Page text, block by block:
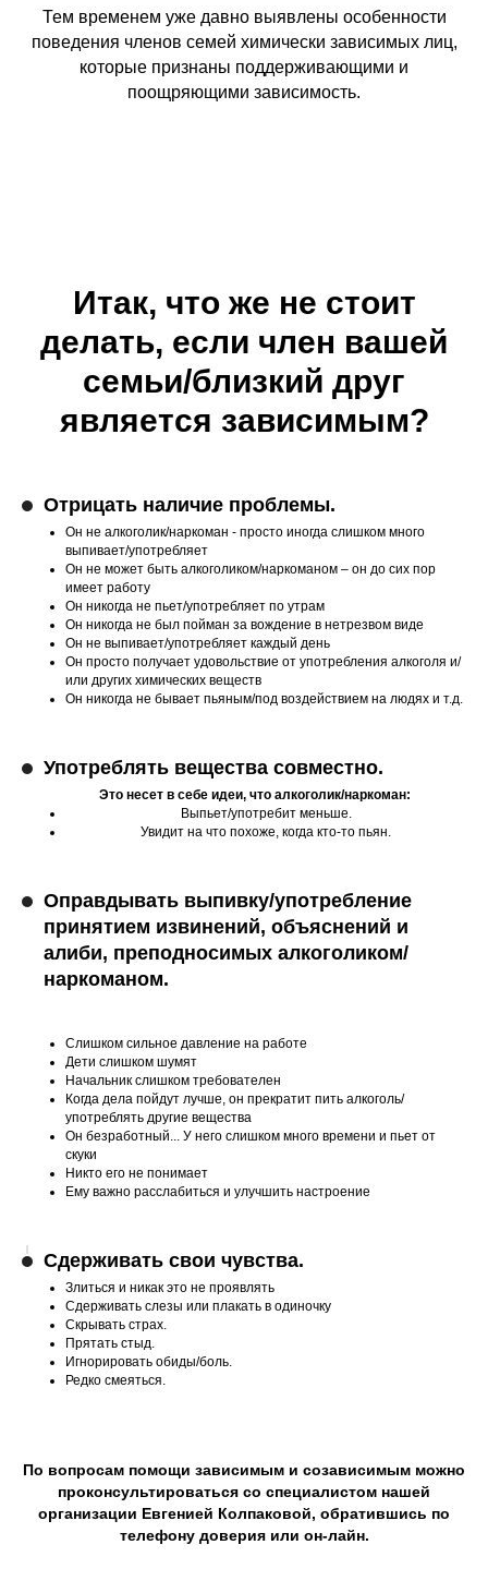
Тем временем уже давно выявлены особенности
поведения членов семей химически зависимых лиц,
которые признаны поддерживающими и
поощряющими зависимость.
Итак, что же не стоит
делать, если член вашей
семьи/близкий друг
является зависимым?
Отрицать наличие проблемы.
Он не алкоголик/наркоман - просто иногда слишком много
выпивает/употребляет
Он не может быть алкоголиком/наркоманом – он до сих пор
имеет работу
Он никогда не пьет/употребляет по утрам
Он никогда не был пойман за вождение в нетрезвом виде
Он не выпивает/употребляет каждый день
Он просто получает удовольствие от употребления алкоголя и/
или других химических веществ
Он никогда не бывает пьяным/под воздействием на людях и т.д.
Употреблять вещества совместно.
Это несет в себе идеи, что алкоголик/наркоман:
Выпьет/употребит меньше.
Увидит на что похоже, когда кто-то пьян.
Оправдывать выпивку/употребление
принятием извинений, объяснений и
алиби, преподносимых алкоголиком/
наркоманом.
Слишком сильное давление на работе
Дети слишком шумят
Начальник слишком требователен
Когда дела пойдут лучше, он прекратит пить алкоголь/
употреблять другие вещества
Он безработный... У него слишком много времени и пьет от
скуки
Никто его не понимает
Ему важно расслабиться и улучшить настроение
Сдерживать свои чувства.
Злиться и никак это не проявлять
Сдерживать слезы или плакать в одиночку
Скрывать страх.
Прятать стыд.
Игнорировать обиды/боль.
Редко смеяться.
По вопросам помощи зависимым и созависимым можно
проконсультироваться со специалистом нашей
организации Евгенией Колпаковой, обратившись по
телефону доверия или он-лайн.